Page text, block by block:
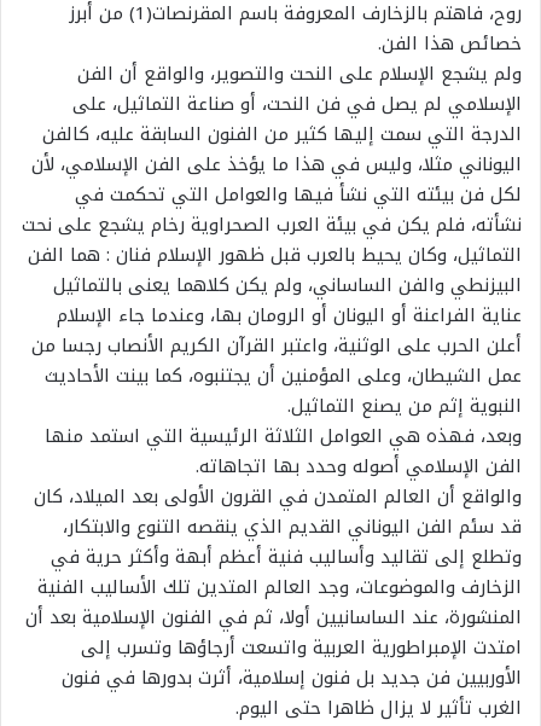
روح، فاهتم بالزخارف المعروفة باسم المقرنصات(1) من أبرز
خصائص هذا الفن.
ولم يشجع الإسلام على النحت والتصوير، والواقع أن الفن
الإسلامي لم يصل في فن النحت، أو صناعة التماثيل، على
الدرجة التي سمت إليها كثير من الفنون السابقة عليه، كالفن
اليوناني مثلا، وليس في هذا ما يؤخذ على الفن الإسلامي، لأن
لكل فن بيئته التي نشأ فيها والعوامل التي تحكمت في
نشأته، فلم يكن في بيئة العرب الصحراوية رخام يشجع على نحت
التماثيل، وكان يحيط بالعرب قبل ظهور الإسلام فنان : هما الفن
البيزنطي والفن الساساني، ولم يكن كلاهما يعنى بالتماثيل
عناية الفراعنة أو اليونان أو الرومان بها، وعندما جاء الإسلام
أعلن الحرب على الوثنية، واعتبر القرآن الكريم الأنصاب رجسا من
عمل الشيطان، وعلى المؤمنين أن يجتنبوه، كما بينت الأحاديث
النبوية إثم من يصنع التماثيل.
وبعد، فهذه هي العوامل الثلاثة الرئيسية التي استمد منها
الفن الإسلامي أصوله وحدد بها اتجاهاته.
والواقع أن العالم المتمدن في القرون الأولى بعد الميلاد، كان
قد سئم الفن اليوناني القديم الذي ينقصه التنوع والابتكار،
وتطلع إلى تقاليد وأساليب فنية أعظم أبهة وأكثر حرية في
الزخارف والموضوعات، وجد العالم المتدين تلك الأساليب الفنية
المنشورة، عند الساسانيين أولا، ثم في الفنون الإسلامية بعد أن
امتدت الإمبراطورية العربية واتسعت أرجاؤها وتسرب إلى
الأوربيين فن جديد بل فنون إسلامية، أثرت بدورها في فنون
الغرب تأثير لا يزال ظاهرا حتى اليوم.